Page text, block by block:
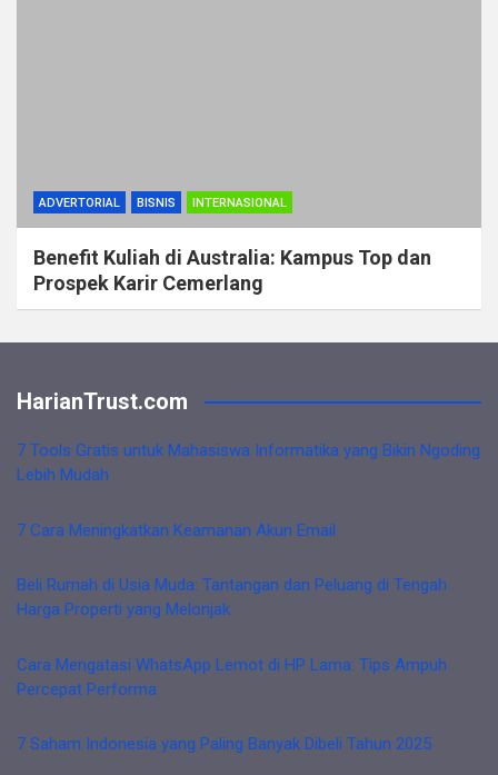
ADVERTORIAL BISNIS INTERNASIONAL
Benefit Kuliah di Australia: Kampus Top dan
Prospek Karir Cemerlang
HarianTrust.com
7 Tools Gratis untuk Mahasiswa Informatika yang Bikin Ngoding
Lebih Mudah
7 Cara Meningkatkan Keamanan Akun Email
Beli Rumah di Usia Muda: Tantangan dan Peluang di Tengah
Harga Properti yang Melonjak
Cara Mengatasi WhatsApp Lemot di HP Lama: Tips Ampuh
Percepat Performa
7 Saham Indonesia yang Paling Banyak Dibeli Tahun 2025